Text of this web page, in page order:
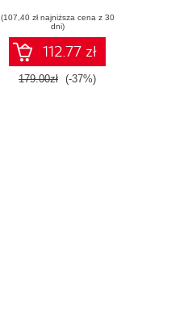
(107,40 zł najniższa cena z 30
dni)
112.77 zł
179.00zł (-37%)